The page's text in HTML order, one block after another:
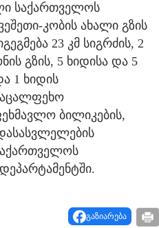
საქართველოს
კობის ახალი გზის
23 კმ სიგრძის, 2
გზის, 5 ხიდისა და 5
1 ხიდის
ბილიკების,
გაზიარება